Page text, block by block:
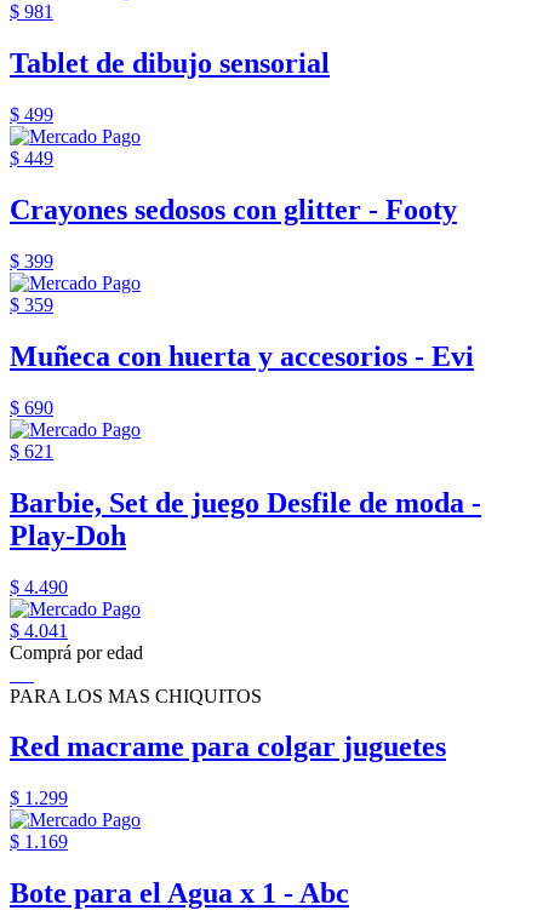
$ 981
Tablet de dibujo sensorial
$ 499
$ 449
Crayones sedosos con glitter - Footy
$ 399
$ 359
Muñeca con huerta y accesorios - Evi
$ 690
$ 621
Barbie, Set de juego Desfile de moda -
Play-Doh
$ 4.490
$ 4.041
Comprá por edad
PARA LOS MAS CHIQUITOS
Red macrame para colgar juguetes
$ 1.299
$ 1.169
Bote para el Agua x 1 - Abc